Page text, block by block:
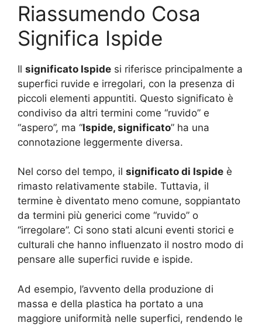
Riassumendo Cosa
Significa Ispide
Il significato Ispide si riferisce principalmente a
superfici ruvide e irregolari, con la presenza di
piccoli elementi appuntiti. Questo significato è
condiviso da altri termini come “ruvido” e
“aspero”, ma “Ispide, significato” ha una
connotazione leggermente diversa.
Nel corso del tempo, il significato di Ispide è
rimasto relativamente stabile. Tuttavia, il
termine è diventato meno comune, soppiantato
da termini più generici come “ruvido” o
“irregolare”. Ci sono stati alcuni eventi storici e
culturali che hanno influenzato il nostro modo di
pensare alle superfici ruvide e ispide.
Ad esempio, l’avvento della produzione di
massa e della plastica ha portato a una
maggiore uniformità nelle superfici, rendendo le